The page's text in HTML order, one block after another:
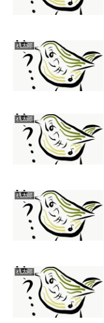
桃太郎
桃太郎
桃太郎
桃太郎